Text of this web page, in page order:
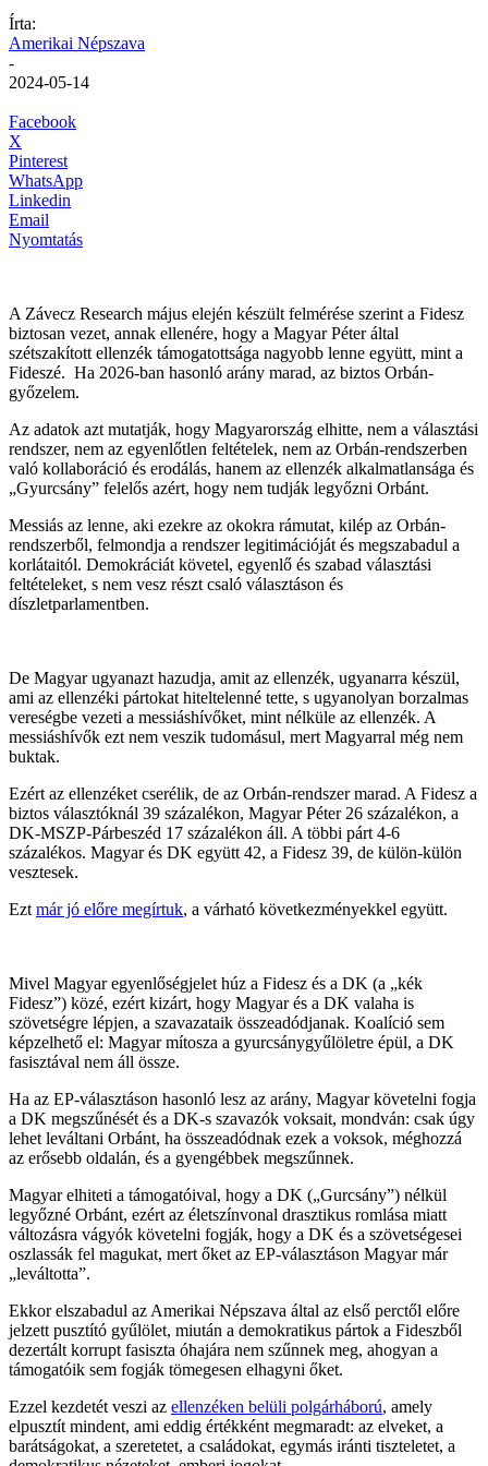
Írta:
Amerikai Népszava
-
2024-05-14
Facebook
X
Pinterest
WhatsApp
Linkedin
Email
Nyomtatás
A Závecz Research május elején készült felmérése szerint a Fidesz
biztosan vezet, annak ellenére, hogy a Magyar Péter által
szétszakított ellenzék támogatottsága nagyobb lenne együtt, mint a
Fideszé. Ha 2026-ban hasonló arány marad, az biztos Orbán-
győzelem.
Az adatok azt mutatják, hogy Magyarország elhitte, nem a választási
rendszer, nem az egyenlőtlen feltételek, nem az Orbán-rendszerben
való kollaboráció és erodálás, hanem az ellenzék alkalmatlansága és
„Gyurcsány” felelős azért, hogy nem tudják legyőzni Orbánt.
Messiás az lenne, aki ezekre az okokra rámutat, kilép az Orbán-
rendszerből, felmondja a rendszer legitimációját és megszabadul a
korlátaitól. Demokráciát követel, egyenlő és szabad választási
feltételeket, s nem vesz részt csaló választáson és
díszletparlamentben.
De Magyar ugyanazt hazudja, amit az ellenzék, ugyanarra készül,
ami az ellenzéki pártokat hiteltelenné tette, s ugyanolyan borzalmas
vereségbe vezeti a messiáshívőket, mint nélküle az ellenzék. A
messiáshívők ezt nem veszik tudomásul, mert Magyarral még nem
buktak.
Ezért az ellenzéket cserélik, de az Orbán-rendszer marad. A Fidesz a
biztos választóknál 39 százalékon, Magyar Péter 26 százalékon, a
DK-MSZP-Párbeszéd 17 százalékon áll. A többi párt 4-6
százalékos. Magyar és DK együtt 42, a Fidesz 39, de külön-külön
vesztesek.
Ezt már jó előre megírtuk, a várható következményekkel együtt.
Mivel Magyar egyenlőségjelet húz a Fidesz és a DK (a „kék
Fidesz”) közé, ezért kizárt, hogy Magyar és a DK valaha is
szövetségre lépjen, a szavazataik összeadódjanak. Koalíció sem
képzelhető el: Magyar mítosza a gyurcsánygyűlöletre épül, a DK
fasisztával nem áll össze.
Ha az EP-választáson hasonló lesz az arány, Magyar követelni fogja
a DK megszűnését és a DK-s szavazók voksait, mondván: csak úgy
lehet leváltani Orbánt, ha összeadódnak ezek a voksok, méghozzá
az erősebb oldalán, és a gyengébbek megszűnnek.
Magyar elhiteti a támogatóival, hogy a DK („Gurcsány”) nélkül
legyőzné Orbánt, ezért az életszínvonal drasztikus romlása miatt
változásra vágyók követelni fogják, hogy a DK és a szövetségesei
oszlassák fel magukat, mert őket az EP-választáson Magyar már
„leváltotta”.
Ekkor elszabadul az Amerikai Népszava által az első perctől előre
jelzett pusztító gyűlölet, miután a demokratikus pártok a Fideszből
dezertált korrupt fasiszta óhajára nem szűnnek meg, ahogyan a
támogatóik sem fogják tömegesen elhagyni őket.
Ezzel kezdetét veszi az ellenzéken belüli polgárháború, amely
elpusztít mindent, ami eddig értékként megmaradt: az elveket, a
barátságokat, a szeretetet, a családokat, egymás iránti tiszteletet, a